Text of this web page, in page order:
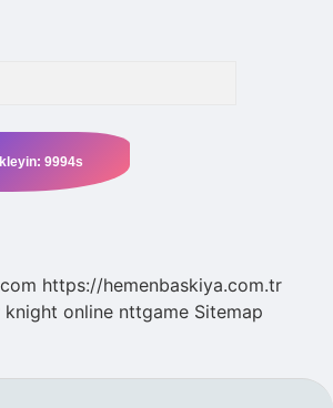
https://hemenbaskiya.com.tr
knight online nttgame Sitemap